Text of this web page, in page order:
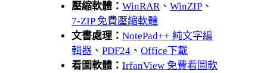
壓縮軟體： WinRAR、 WinZIP 、
7-ZIP 免費壓縮軟體
文書處理： NotePad++ 純文字編
輯器 、 PDF24 、 Office下載
看圖軟體： IrfanView 免費看圖軟